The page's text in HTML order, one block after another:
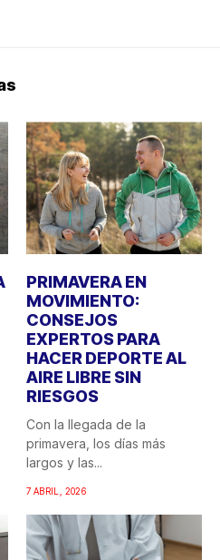
PRIMAVERA EN
MOVIMIENTO:
CONSEJOS
EXPERTOS PARA
HACER DEPORTE AL
AIRE LIBRE SIN
RIESGOS
Con la llegada de la
primavera, los días más
largos y las...
7 ABRIL, 2026